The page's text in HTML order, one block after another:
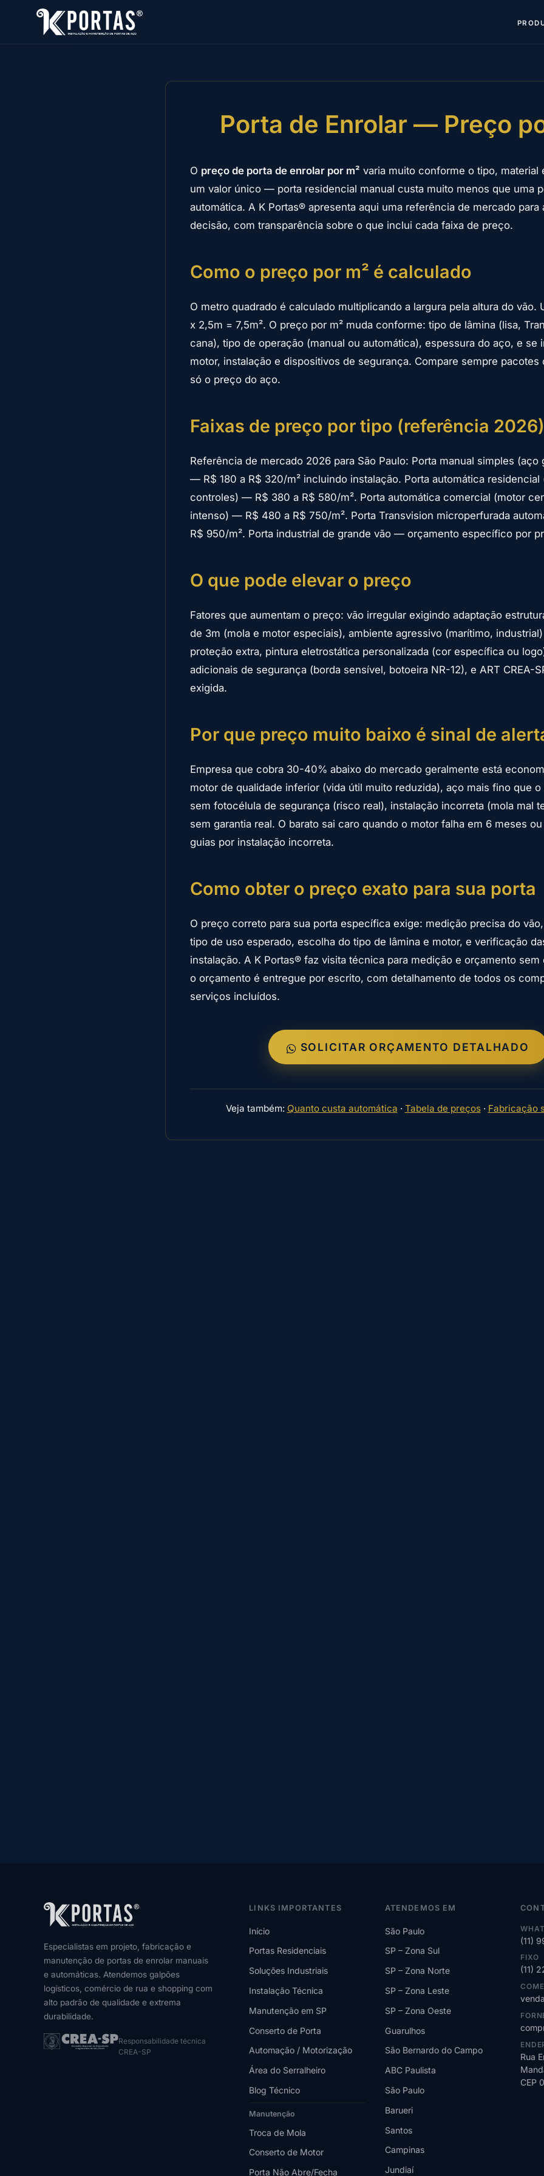
Porta de Enrolar — Preço
O preço de porta de enrolar por m² varia muito conforme o tipo, material
um valor único — porta residencial manual custa muito menos que uma
automática. A K Portas® apresenta aqui uma referência de mercado para
decisão, com transparência sobre o que inclui cada faixa de preço.
Como o preço por m² é calculado
O metro quadrado é calculado multiplicando a largura pela altura do vão.
x 2,5m = 7,5m². O preço por m² muda conforme: tipo de lâmina (lisa,
cana), tipo de operação (manual ou automática), espessura do aço, e se
motor, instalação e dispositivos de segurança. Compare sempre pacotes
só o preço do aço.
Faixas de preço por tipo (referência 2026)
Referência de mercado 2026 para São Paulo: Porta manual simples (aço
— R$ 180 a R$ 320/m² incluindo instalação. Porta automática residencial
controles) — R$ 380 a R$ 580/m². Porta automática comercial (motor
intenso) — R$ 480 a R$ 750/m². Porta Transvision microperfurada
R$ 950/m². Porta industrial de grande vão — orçamento específico por
O que pode elevar o preço
Fatores que aumentam o preço: vão irregular exigindo adaptação
de 3m (mola e motor especiais), ambiente agressivo (marítimo,
proteção extra, pintura eletrostática personalizada (cor específica ou
adicionais de segurança (borda sensível, botoeira NR-12), e ART CREA-
exigida.
Por que preço muito baixo é sinal de
Empresa que cobra 30-40% abaixo do mercado geralmente está
motor de qualidade inferior (vida útil muito reduzida), aço mais fino que
sem fotocélula de segurança (risco real), instalação incorreta (mola mal
sem garantia real. O barato sai caro quando o motor falha em 6 meses
guias por instalação incorreta.
Como obter o preço exato para sua porta
O preço correto para sua porta específica exige: medição precisa do
tipo de uso esperado, escolha do tipo de lâmina e motor, e verificação
instalação. A K Portas® faz visita técnica para medição e orçamento
o orçamento é entregue por escrito, com detalhamento de todos os
serviços incluídos.
SOLICITAR ORÇAMENTO DETALHADO
Veja também: Quanto custa automática · Tabela de preços· Fabricação
Especialistas em projeto, fabricação e
manutenção de portas de enrolar manuais
e automáticas. Atendemos galpões
logísticos, comércio de rua e shopping com
alto padrão de qualidade e extrema
durabilidade.
Responsabilidade técnica
CREA-SP
LINKS IMPORTANTES
Início
Portas Residenciais
Soluções Industriais
Instalação Técnica
Manutenção em SP
Conserto de Porta
Automação / Motorização
Área do Serralheiro
Blog Técnico
Manutenção
Troca de Mola
Conserto de Motor
Porta Não Abre/Fecha
ATENDEMOS EM
São Paulo
SP – Zona Sul
SP – Zona Norte
SP – Zona Leste
SP – Zona Oeste
Guarulhos
São Bernardo do Campo
ABC Paulista
São Paulo
Barueri
Santos
Campinas
Jundiaí
(11)
FIXO
(11)
Rua
CEP